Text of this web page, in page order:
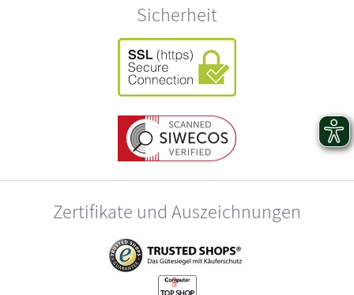
Sicherheit
Zertifikate und Auszeichnungen